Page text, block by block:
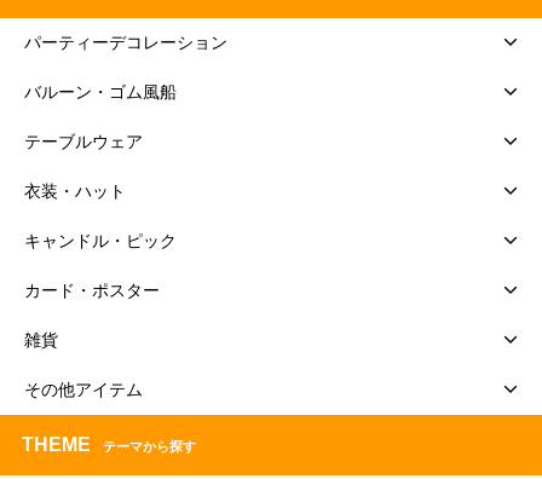
パーティーデコレーション
バルーン・ゴム風船
テーブルウェア
衣装・ハット
キャンドル・ピック
カード・ポスター
雑貨
その他アイテム
THEME テーマから探す